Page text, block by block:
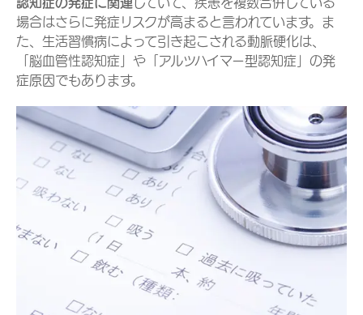
場合はさらに発症リスクが高まると言われています。ま
た、生活習慣病によって引き起こされる動脈硬化は、
「脳血管性認知症」や「アルツハイマー型認知症」の発
症原因でもあります。